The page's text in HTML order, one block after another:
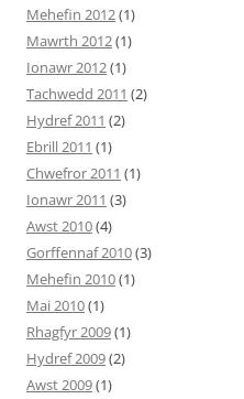
Mehefin 2012(1)
Mawrth 2012(1)
Ionawr 2012(1)
Tachwedd 2011 (2)
Hydref 2011 (2)
Ebrill 2011 (1)
Chwefror 2011 (1)
Ionawr 2011 (3)
Awst 2010(4)
Gorffennaf 2010(3)
Mehefin 2010(1)
Mai 2010(1)
Rhagfyr 2009(1)
Hydref 2009(2)
Awst 2009(1)